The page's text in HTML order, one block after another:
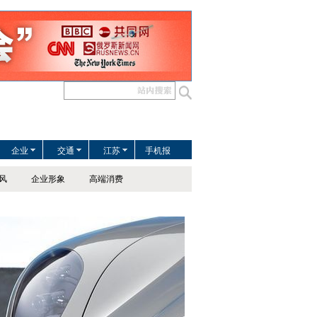
企业 交通 江苏 手机报
企业形象 高端消费